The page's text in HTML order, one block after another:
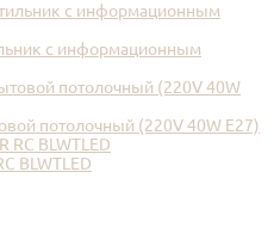
с информационным
потолочный (220V 40W E27)
BLWTLED